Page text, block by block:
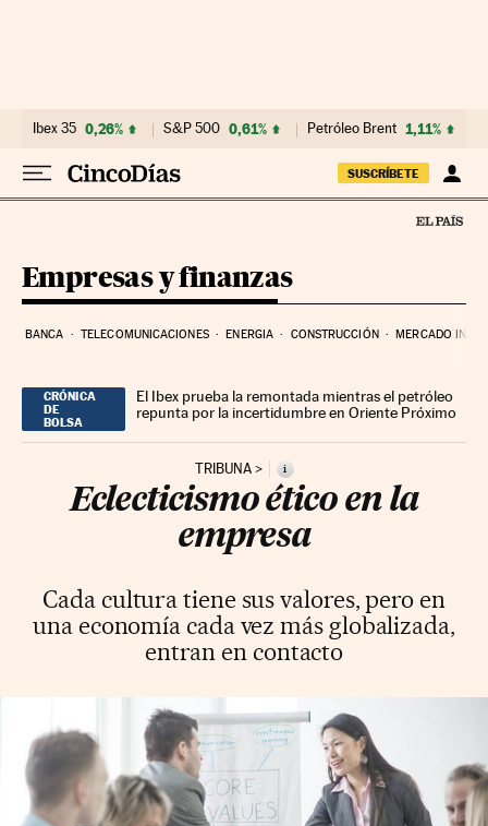
Ibex 35 0,26% S&P 500 0,61% Petróleo Brent 1,11%
SUSCRÍBETE
Empresas y finanzas
BANCA TELECOMUNICACIONES ENERGIA CONSTRUCCIÓN MERCADO
CRÓNICA
DE
BOLSA
El Ibex prueba la remontada mientras el petróleo
repunta por la incertidumbre en Oriente Próximo
TRIBUNA i
Eclecticismo ético en la
empresa
Cada cultura tiene sus valores, pero en
una economía cada vez más globalizada,
entran en contacto